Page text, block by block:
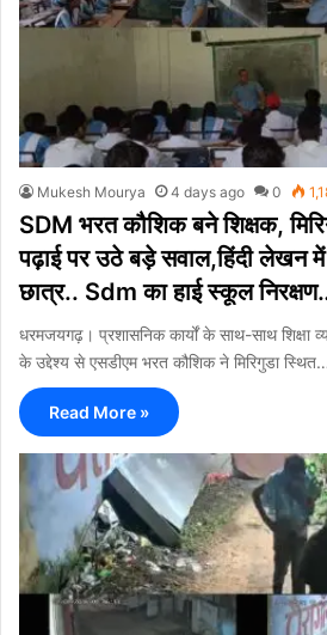
Mukesh Mourya 4 days ago 0
​SDM भरत कौशिक बने शिक्षक,
पढ़ाई पर उठे बड़े सवाल,हिंदी लेखन
छात्र.. Sdm का हाई स्कूल
धरमजयगढ़। प्रशासनिक कार्यों के साथ-साथ शिक्षा
के उद्देश्य से एसडीएम भरत कौशिक ने मिरिगुडा स्थित…
Read More »